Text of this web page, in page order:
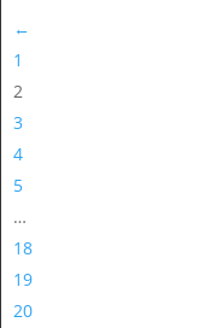
←
1
2
3
4
5
…
18
19
20